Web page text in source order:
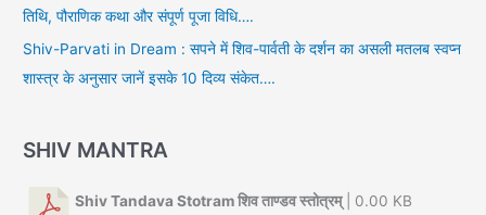
तिथि, पौराणिक कथा और संपूर्ण पूजा विधि….
Shiv-Parvati in Dream : सपने में शिव-पार्वती के दर्शन का असली मतलब स्वप्न
शास्त्र के अनुसार जानें इसके 10 दिव्य संकेत….
SHIV MANTRA
Shiv Tandava Stotram शिव ताण्डव स्तोत्रम्| 0.00 KB